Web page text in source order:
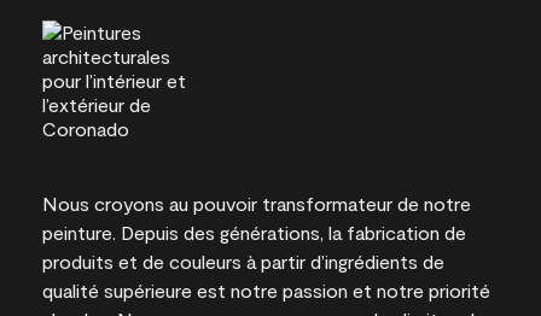
Nous croyons au pouvoir transformateur de notre
peinture. Depuis des générations, la fabrication de
produits et de couleurs à partir d’ingrédients de
qualité supérieure est notre passion et notre priorité